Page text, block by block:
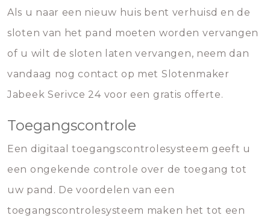
Als u naar een nieuw huis bent verhuisd en de
sloten van het pand moeten worden vervangen
of u wilt de sloten laten vervangen, neem dan
vandaag nog contact op met Slotenmaker
Jabeek Serivce 24 voor een gratis offerte.
Toegangscontrole
Een digitaal toegangscontrolesysteem geeft u
een ongekende controle over de toegang tot
uw pand. De voordelen van een
toegangscontrolesysteem maken het tot een